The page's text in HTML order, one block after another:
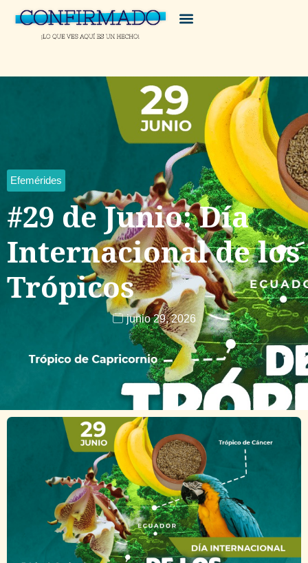
Efemérides
#29 de Junio: Día
Internacional de los
Trópicos
junio 29, 2026